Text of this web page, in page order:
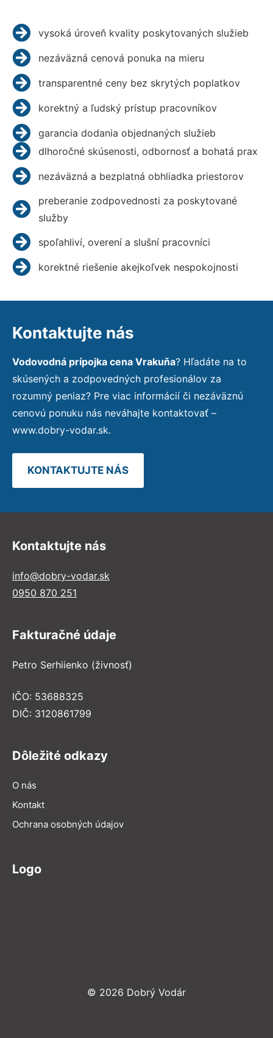
vysoká úroveň kvality poskytovaných služieb
nezáväzná cenová ponuka na mieru
transparentné ceny bez skrytých poplatkov
korektný a ľudský prístup pracovníkov
garancia dodania objednaných služieb
dlhoročné skúsenosti, odbornosť a bohatá prax
nezáväzná a bezplatná obhliadka priestorov
preberanie zodpovednosti za poskytované
služby
spoľahliví, overení a slušní pracovníci
korektné riešenie akejkoľvek nespokojnosti
Kontaktujte nás
Vodovodná prípojka cena Vrakuňa? Hľadáte na to
skúsených a zodpovedných profesionálov za
rozumný peniaz? Pre viac informácií či nezáväznú
cenovú ponuku nás neváhajte kontaktovať –
www.dobry-vodar.sk.
KONTAKTUJTE NÁS
Kontaktujte nás
info@dobry-vodar.sk
0950 870 251
Fakturačné údaje
Petro Serhiienko (živnosť)
IČO: 53688325
DIČ: 3120861799
Dôležité odkazy
O nás
Kontakt
Ochrana osobných údajov
Logo
© 2026 Dobrý Vodár